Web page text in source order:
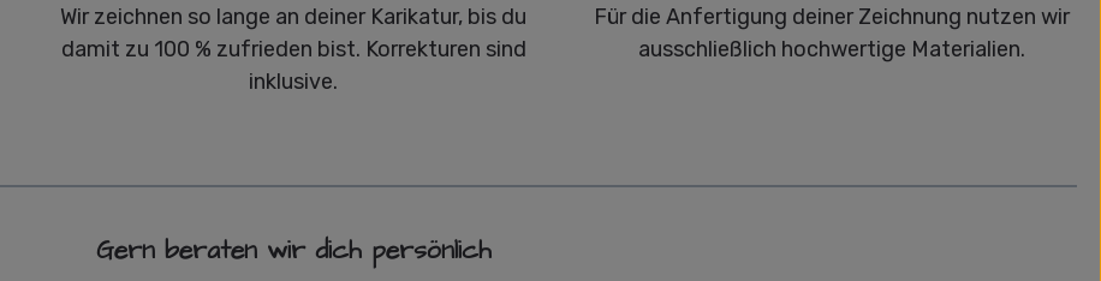
Wir zeichnen so lange an deiner Karikatur, bis du
damit zu 100 % zufrieden bist. Korrekturen sind
inklusive.
Für die Anfertigung deiner Zeichnung nutzen wir
ausschließlich hochwertige Materialien.
Gern beraten wir dich persönlich